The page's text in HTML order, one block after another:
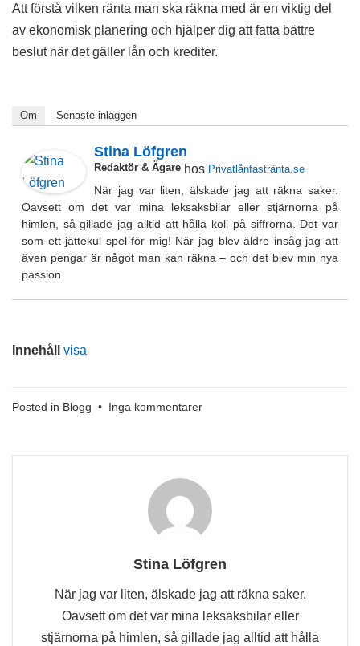
Att förstå vilken ränta man ska räkna med är en viktig del
av ekonomisk planering och hjälper dig att fatta bättre
beslut när det gäller lån och krediter.
Om Senaste inläggen
Stina Löfgren
Redaktör & Ägare hos Privatlånfastränta.se
När jag var liten, älskade jag att räkna saker.
Oavsett om det var mina leksaksbilar eller stjärnorna på
himlen, så gillade jag alltid att hålla koll på siffrorna. Det var
som ett jättekul spel för mig! När jag blev äldre insåg jag att
även pengar är något man kan räkna – och det blev min nya
passion
Innehåll visa
Posted in Blogg • Inga kommentarertill
Räkna
Med
Stina Löfgren
När jag var liten, älskade jag att räkna saker.
Oavsett om det var mina leksaksbilar eller
stjärnorna på himlen, så gillade jag alltid att hålla